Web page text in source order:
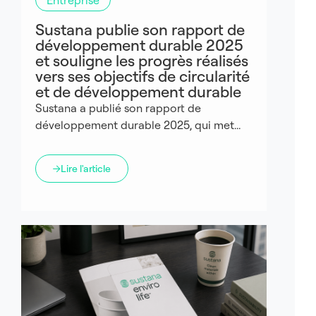
Sustana publie son rapport de
développement durable 2025
et souligne les progrès réalisés
vers ses objectifs de circularité
et de développement durable
Sustana a publié son rapport de
développement durable 2025, qui met...
Lire l'article